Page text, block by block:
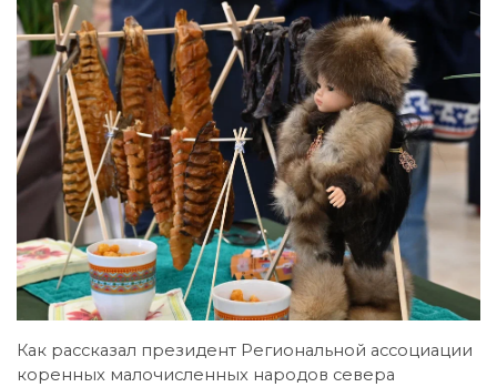
Как рассказал президент Региональной ассоциации
коренных малочисленных народов севера